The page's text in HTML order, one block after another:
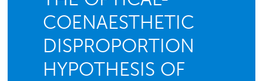
COENAESTHETIC
DISPROPORTION
HYPOTHESIS OF